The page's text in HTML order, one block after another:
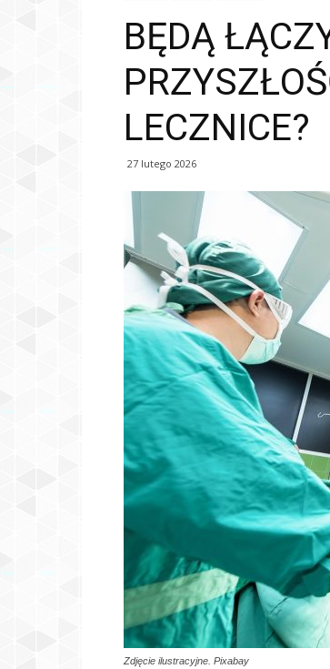
BĘDĄ
LECZNICE?
27 lutego 2026
Zdjęcie ilustracyjne. Pixabay